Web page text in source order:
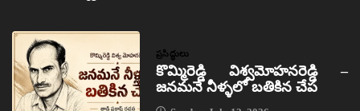
ప్రసిద్ధులు
కొమ్మిరెడ్డి విశ్వమోహనరెడ్డి –
జనమనే నీళ్ళలో బతికిన చేప